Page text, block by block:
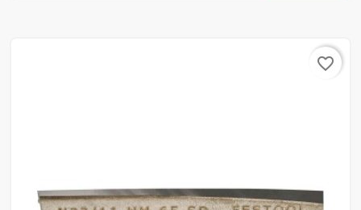
favorite_border